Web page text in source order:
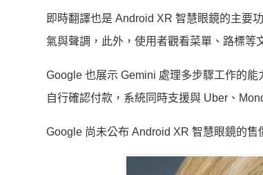
即時翻譯也是 Android XR 智慧眼鏡的主要
氣與聲調，此外，使用者觀看菜單、路標等
Google 也展示 Gemini 處理多步驟工作的
自行確認付款，系統同時支援與 Uber、
Google 尚未公布 Android XR 智慧眼鏡的